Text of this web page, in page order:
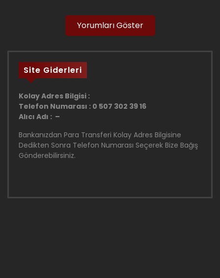
Yorumları Göster
Site Giderleri
Kolay Adres Bilgisi :
Telefon Numarası : 0 507 302 39 16
Alıcı Adı : –
Bankanızdan Para Transferi Kolay Adres Bilgisine
Dedikten Sonra Telefon Numarası Seçerek Bize Bağış
Gönderebilirsiniz.